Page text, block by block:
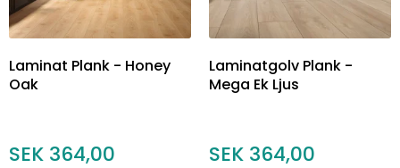
Laminat Plank - Honey
Oak
364,00
Laminatgolv Plank -
Mega Ek Ljus
364,00